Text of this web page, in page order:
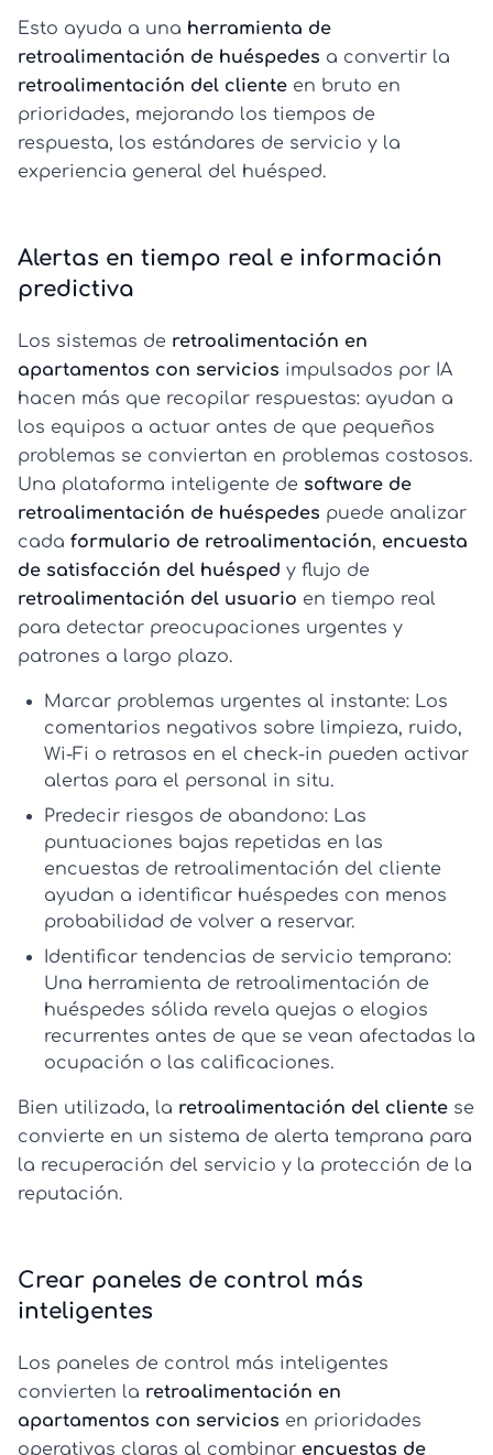
Esto ayuda a una herramienta de
retroalimentación de huéspedes a convertir la
retroalimentación del cliente en bruto en
prioridades, mejorando los tiempos de
respuesta, los estándares de servicio y la
experiencia general del huésped.
Alertas en tiempo real e información
predictiva
Los sistemas de retroalimentación en
apartamentos con servicios impulsados por IA
hacen más que recopilar respuestas: ayudan a
los equipos a actuar antes de que pequeños
problemas se conviertan en problemas costosos.
Una plataforma inteligente de software de
retroalimentación de huéspedes puede analizar
cada formulario de retroalimentación, encuesta
de satisfacción del huésped y flujo de
retroalimentación del usuario en tiempo real
para detectar preocupaciones urgentes y
patrones a largo plazo.
Marcar problemas urgentes al instante: Los
comentarios negativos sobre limpieza, ruido,
Wi‑Fi o retrasos en el check-in pueden activar
alertas para el personal in situ.
Predecir riesgos de abandono: Las
puntuaciones bajas repetidas en las
encuestas de retroalimentación del cliente
ayudan a identificar huéspedes con menos
probabilidad de volver a reservar.
Identificar tendencias de servicio temprano:
Una herramienta de retroalimentación de
huéspedes sólida revela quejas o elogios
recurrentes antes de que se vean afectadas la
ocupación o las calificaciones.
Bien utilizada, la retroalimentación del cliente se
convierte en un sistema de alerta temprana para
la recuperación del servicio y la protección de la
reputación.
Crear paneles de control más
inteligentes
Los paneles de control más inteligentes
convierten la retroalimentación en
apartamentos con servicios en prioridades
operativas claras al combinar encuestas de